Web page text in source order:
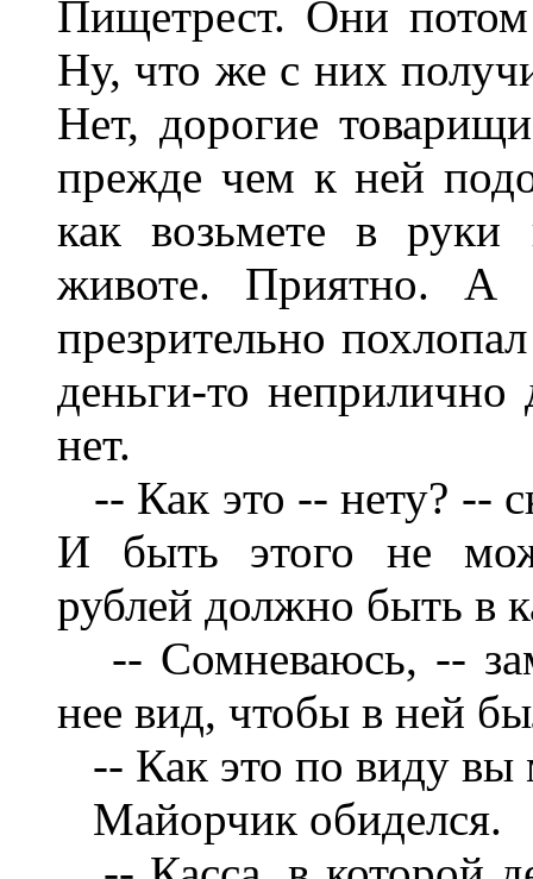
Пищетрест. Они
Ну, что же с них
Нет, дорогие
прежде чем к ней
как возьмете в руки
животе. Приятно.
презрительно
деньги-то
нет.
-- Как это -- нету? --
И быть этого не
рублей должно быть в
-- Сомневаюсь, --
нее вид, чтобы в ней
-- Как это по виду вы
Майорчик обиделся.